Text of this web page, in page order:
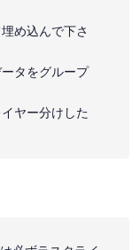
め込んで下さ
タをグループ
ヤー分けした